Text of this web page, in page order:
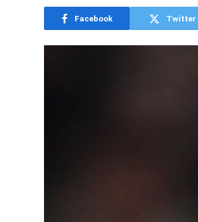
Facebook Twitter